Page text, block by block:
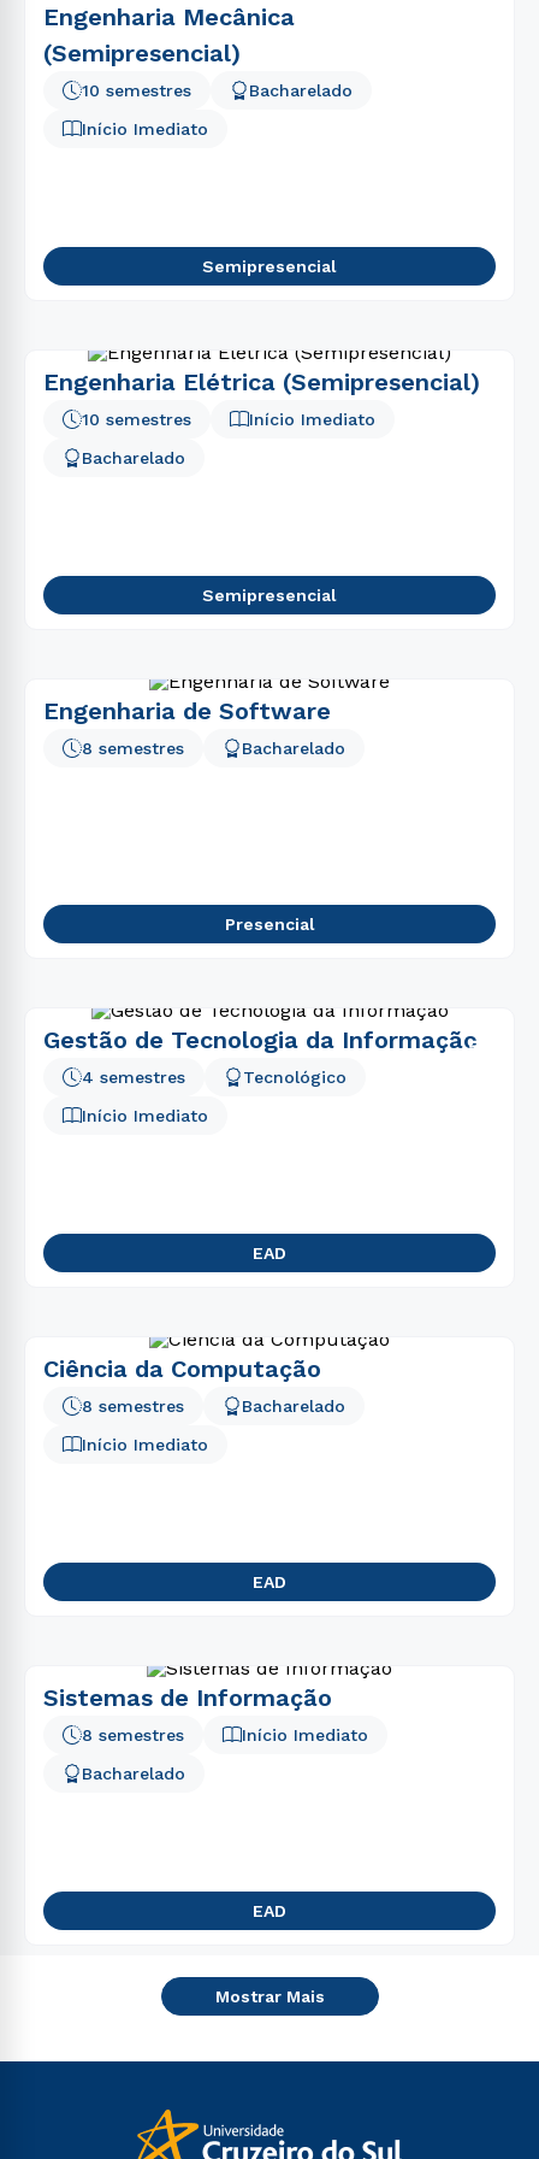
Engenharia Mecânica
(Semipresencial)
10 semestres
Bacharelado
Início Imediato
Semipresencial
Engenharia Elétrica (Semipresencial)
10 semestres
Início Imediato
Bacharelado
Semipresencial
Engenharia de Software
8 semestres Bacharelado
Presencial
Gestão de Tecnologia da Informação
Tecnológico
Início Imediato
4 semestres
EAD
Ciência da Computação
Bacharelado
Início Imediato
8 semestres
EAD
Sistemas de Informação
Início Imediato
8 semestres
Bacharelado
EAD
Mostrar Mais